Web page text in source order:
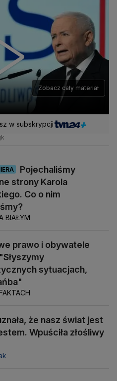
Zobacz cały materiał
w subskrypcji
Pojechaliśmy
strony Karola
Co o nim
BIAŁYM
prawo i obywatele
sytuacjach,
że nasz świat jest
Wpuściła złośliwy